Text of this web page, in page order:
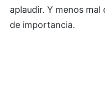
aplaudir. Y menos mal
de importancia.